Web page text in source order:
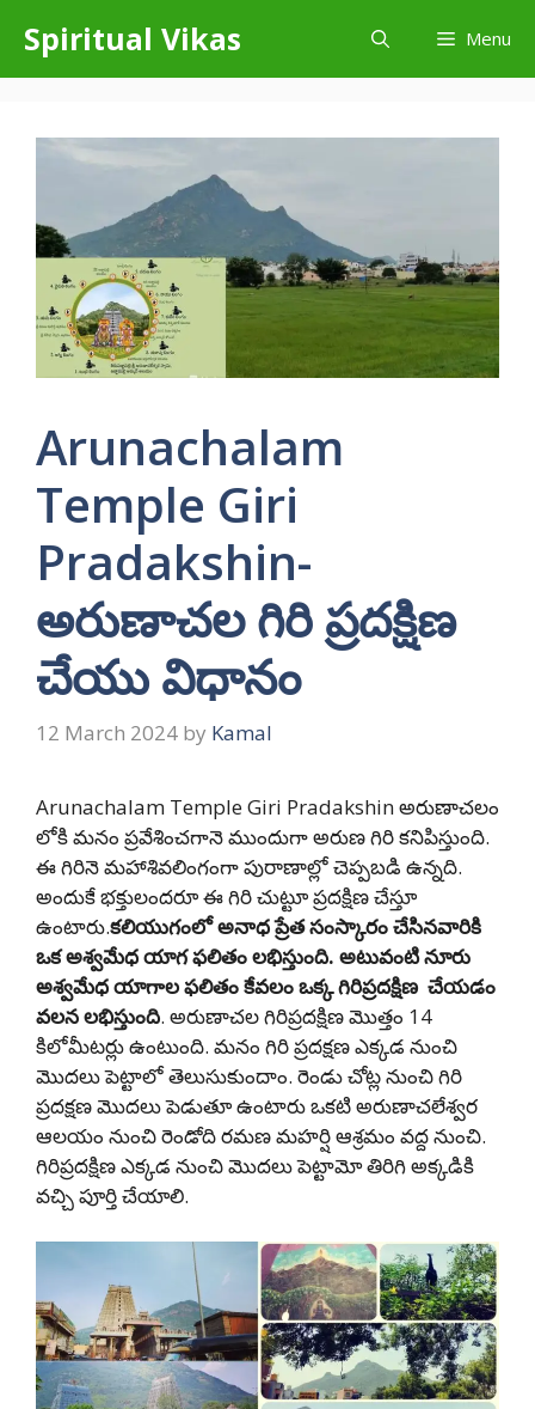
content
Spiritual Vikas Menu
Arunachalam
Temple Giri
Pradakshin-
అరుణాచల గిరి ప్రదక్షిణ
చేయు విధానం
12 March 2024 by Kamal
Arunachalam Temple Giri Pradakshin అరుణాచలం
లోకి మనం ప్రవేశించగానె ముందుగా అరుణ గిరి కనిపిస్తుంది.
ఈ గిరినె మహాశివలింగంగా పురాణాల్లో చెప్పబడి ఉన్నది.
అందుకే భక్తులందరూ ఈ గిరి చుట్టూ ప్రదక్షిణ చేస్తూ
ఉంటారు.కలియుగంలో అనాధ ప్రేత సంస్కారం చేసినవారికి
ఒక అశ్వమేధ యాగ ఫలితం లభిస్తుంది. అటువంటి నూరు
అశ్వమేధ యాగాల ఫలితం కేవలం ఒక్క గిరిప్రదక్షిణ చేయడం
వలన లభిస్తుంది. అరుణాచల గిరిప్రదక్షిణ మొత్తం 14
కిలోమీటర్లు ఉంటుంది. మనం గిరి ప్రదక్షణ ఎక్కడ నుంచి
మొదలు పెట్టాలో తెలుసుకుందాం. రెండు చోట్ల నుంచి గిరి
ప్రదక్షణ మొదలు పెడుతూ ఉంటారు ఒకటి అరుణాచలేశ్వర
ఆలయం నుంచి రెండోది రమణ మహర్షి ఆశ్రమం వద్ద నుంచి.
గిరిప్రదక్షిణ ఎక్కడ నుంచి మొదలు పెట్టామో తిరిగి అక్కడికి
వచ్చి పూర్తి చేయాలి.